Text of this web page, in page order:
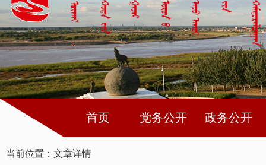
首页 党务公开 政务公开
当前位置： 文章详情